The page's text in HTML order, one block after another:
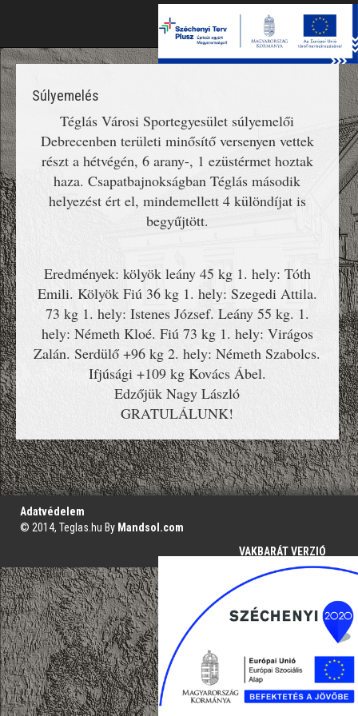
Súlyemelés
Téglás Városi Sportegyesület súlyemelői
Debrecenben területi minősítő versenyen vettek
részt a hétvégén, 6 arany-, 1 ezüstérmet hoztak
haza. Csapatbajnokságban Téglás második
helyezést ért el, mindemellett 4 különdíjat is
begyűjtött.
Eredmények: kölyök leány 45 kg 1. hely: Tóth
Emili. Kölyök Fiú 36 kg 1. hely: Szegedi Attila.
73 kg 1. hely: Istenes József. Leány 55 kg. 1.
hely: Németh Kloé. Fiú 73 kg 1. hely: Virágos
Zalán. Serdülő +96 kg 2. hely: Németh Szabolcs.
Ifjúsági +109 kg Kovács Ábel.
Edzőjük Nagy László
GRATULÁLUNK!
';
Adatvédelem
© 2014, Teglas.hu By Mandsol.com
VAKBARÁT VERZIÓ